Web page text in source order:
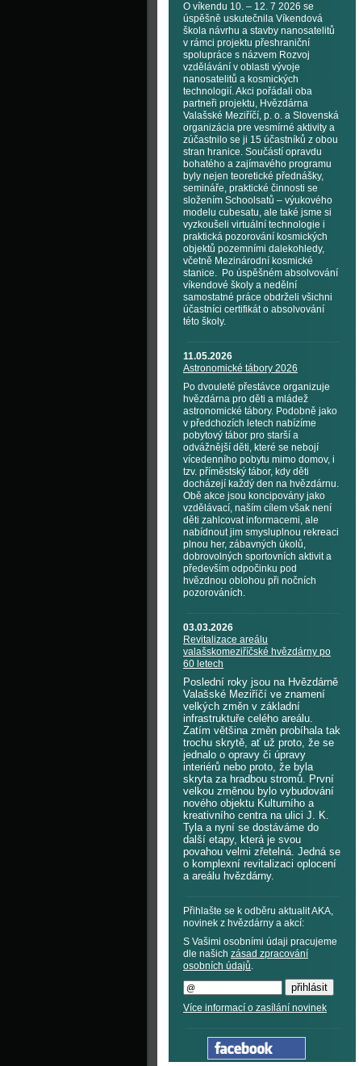
O víkendu 10. – 12. 7 2026 se
úspěšně uskutečnila Víkendová
škola návrhu a stavby nanosatelitů
v rámci projektu přeshraniční
spolupráce s názvem Rozvoj
vzdělávání v oblasti vývoje
nanosatelitů a kosmických
technologií. Akci pořádali oba
partneři projektu, Hvězdárna
Valašské Meziříčí, p. o. a Slovenská
organizácia pre vesmírné aktivity a
zúčastnilo se ji 15 účastníků z obou
stran hranice. Součástí opravdu
bohatého a zajímavého programu
byly nejen teoretické přednášky,
semináře, praktické činnosti se
složením Schoolsatů – výukového
modelu cubesatu, ale také jsme si
vyzkoušeli virtuální technologie i
praktická pozorování kosmických
objektů pozemními dalekohledy,
včetně Mezinárodní kosmické
stanice. Po úspěšném absolvování
víkendové školy a nedělní
samostatné práce obdrželi všichni
účastníci certifikát o absolvování
této školy.
11.05.2026
Astronomické tábory 2026
Po dvouleté přestávce organizuje
hvězdárna pro děti a mládež
astronomické tábory. Podobně jako
v předchozích letech nabízíme
pobytový tábor pro starší a
odvážnější děti, které se nebojí
vícedenního pobytu mimo domov, i
tzv. příměstský tábor, kdy děti
docházejí každý den na hvězdárnu.
Obě akce jsou koncipovány jako
vzdělávací, naším cílem však není
děti zahlcovat informacemi, ale
nabídnout jim smysluplnou rekreaci
plnou her, zábavných úkolů,
dobrovolných sportovních aktivit a
především odpočinku pod
hvězdnou oblohou při nočních
pozorováních.
03.03.2026
Revitalizace areálu
valašskomeziříčské hvězdárny po
60 letech
Poslední roky jsou na Hvězdárně
Valašské Meziříčí ve znamení
velkých změn v základní
infrastruktuře celého areálu.
Zatím většina změn probíhala tak
trochu skrytě, ať už proto, že se
jednalo o opravy či úpravy
interiérů nebo proto, že byla
skryta za hradbou stromů. První
velkou změnou bylo vybudování
nového objektu Kulturního a
kreativního centra na ulici J. K.
Tyla a nyní se dostáváme do
další etapy, která je svou
povahou velmi zřetelná. Jedná se
o komplexní revitalizaci oplocení
a areálu hvězdárny.
Přihlašte se k odběru aktualit AKA,
novinek z hvězdárny a akcí:
S Vašimi osobními údaji pracujeme
dle našich zásad zpracování
osobních údajů.
Více informací o zasílání novinek